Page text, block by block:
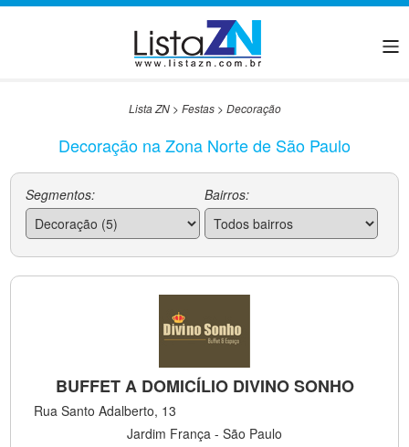
Lista ZN> Festas> Decoração
Decoração na Zona Norte de São Paulo
Segmentos: Bairros:
BUFFET A DOMICÍLIO DIVINO SONHO
Rua Santo Adalberto, 13
Jardim França - São Paulo